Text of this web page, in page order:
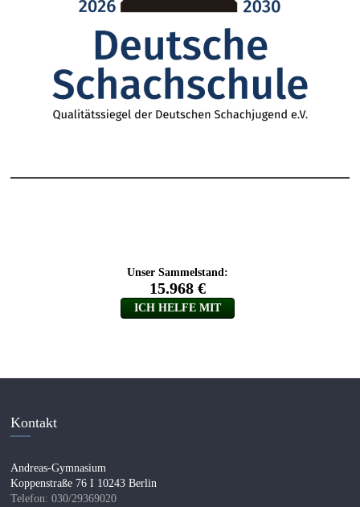
Kontakt
Andreas-Gymnasium
Koppenstraße 76 I 10243 Berlin
Telefon: 030/29369020